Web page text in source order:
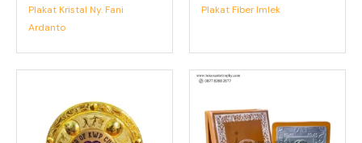
Plakat Kristal Ny. Fani
Ardanto
Plakat Fiber Imlek